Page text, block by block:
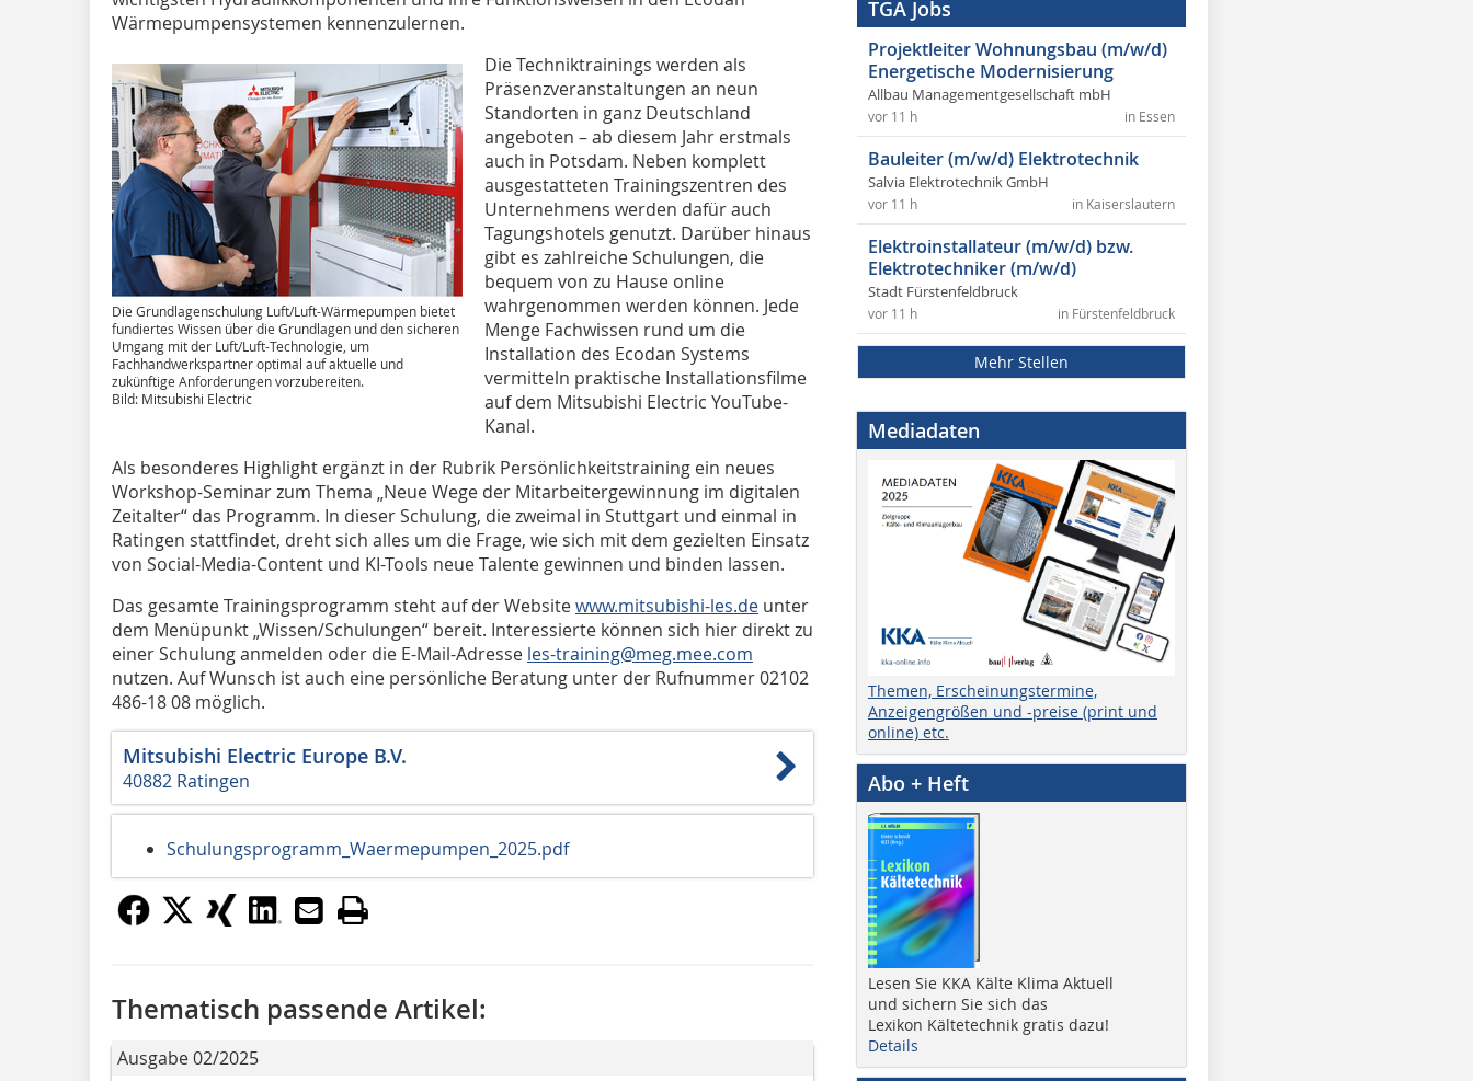
Wärmepumpensystemen kennenzulernen.
Die Grundlagenschulung Luft/Luft-Wärmepumpen bietet
fundiertes Wissen über die Grundlagen und den sicheren
Umgang mit der Luft/Luft-Technologie, um
Fachhandwerkspartner optimal auf aktuelle und
zukünftige Anforderungen vorzubereiten.
Bild: Mitsubishi Electric
Die Techniktrainings werden als
Präsenzveranstaltungen an neun
Standorten in ganz Deutschland
angeboten – ab diesem Jahr erstmals
auch in Potsdam. Neben komplett
ausgestatteten Trainingszentren des
Unternehmens werden dafür auch
Tagungshotels genutzt. Darüber hinaus
gibt es zahlreiche Schulungen, die
bequem von zu Hause online
wahrgenommen werden können. Jede
Menge Fachwissen rund um die
Installation des Ecodan Systems
vermitteln praktische Installationsfilme
auf dem Mitsubishi Electric YouTube-
Kanal.
Als besonderes Highlight ergänzt in der Rubrik Persönlichkeitstraining ein neues
Workshop-Seminar zum Thema „Neue Wege der Mitarbeitergewinnung im digitalen
Zeitalter“ das Programm. In dieser Schulung, die zweimal in Stuttgart und einmal in
Ratingen stattfindet, dreht sich alles um die Frage, wie sich mit dem gezielten Einsatz
von Social-Media-Content und KI-Tools neue Talente gewinnen und binden lassen.
Das gesamte Trainingsprogramm steht auf der Websitewww.mitsubishi-les.de unter
dem Menüpunkt „Wissen/Schulungen“ bereit. Interessierte können sich hier direkt zu
einer Schulung anmelden oder die E-Mail-Adresse les-training@meg.mee.com
nutzen. Auf Wunsch ist auch eine persönliche Beratung unter der Rufnummer 02102
486-18 08 möglich.
Mitsubishi Electric Europe B.V.
40882 Ratingen
Schulungsprogramm_Waermepumpen_2025.pdf
Thematisch passende Artikel:
Ausgabe 02/2025
TGA Jobs
Projektleiter Wohnungsbau (m/w/d)
Energetische Modernisierung
Allbau Managementgesellschaft mbH
in Essen
vor 11 h
Bauleiter (m/w/d) Elektrotechnik
Salvia Elektrotechnik GmbH
in Kaiserslautern
vor 11 h
Elektroinstallateur (m/w/d) bzw.
Elektrotechniker (m/w/d)
Stadt Fürstenfeldbruck
in Fürstenfeldbruck
vor 11 h
Mehr Stellen
Mediadaten
Themen, Erscheinungstermine,
Anzeigengrößen und -preise (print und
online) etc.
Abo + Heft
Lesen Sie KKA Kälte Klima Aktuell
und sichern Sie sich das
Lexikon Kältetechnik gratis dazu!
Details